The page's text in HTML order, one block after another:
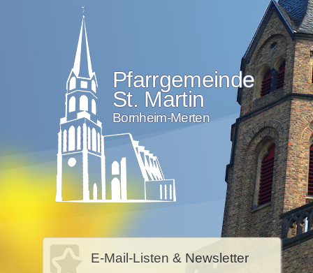
Pfarrgemeinde
St. Martin
Bornheim-Merten
E-Mail-Listen & Newsletter